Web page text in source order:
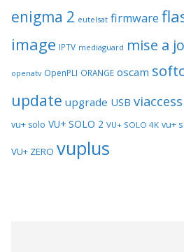
enigma 2 eutelsat firmware
image IPTV mediaguard mise a
openatv OpenPLI ORANGE oscam
update upgrade USB viaccess
vu+ solo VU+ SOLO 2 VU+ SOLO 4K vu+
VU+ ZERO vuplus